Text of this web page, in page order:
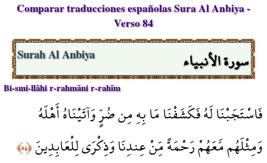
Comparar traducciones españolas Sura Al Anbiya -
Verso 84
سورة الأنبياء Surah Al Anbiya
Bi-smi-llāhi r-rahmāni r-rahīm
فَاسْتَجَبْنَا لَهُ فَكَشَفْنَا مَا بِهِ مِن ضُرٍّ وَآتَيْنَاهُ أَهْلَهُ
وَمِثْلَهُم مَّعَهُمْ رَحْمَةً مِّنْ عِندِنَا وَذِكْرَى لِلْعَابِدِينَ﴿٨٤﴾